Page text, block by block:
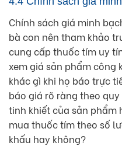
Chính sách giá minh
bà con nên tham khảo
cung cấp thuốc tím uy
xem giá sản phẩm công
khác gì khi họ báo trực
báo giá rõ ràng theo
tinh khiết của sản phẩm
mua thuốc tím theo số
khấu hay không?